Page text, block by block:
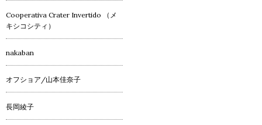
Cooperativa Crater Invertido （メ
キシコシティ）
nakaban
オフショア/山本佳奈子
長岡綾子